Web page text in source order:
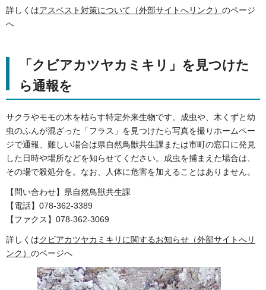
詳しくはアスベスト対策について（外部サイトへリンク） のページ
へ
「クビアカツヤカミキリ」を見つけた
ら通報を
サクラやモモの木を枯らす特定外来生物です。成虫や、木くずと幼
虫のふんが混ざった「フラス」を見つけたら写真を撮りホームペー
ジで通報、難しい場合は県自然鳥獣共生課または市町の窓口に発見
した日時や場所などを知らせてください。成虫を捕まえた場合は、
その場で殺処分を。なお、人体に危害を加えることはありません。
【問い合わせ】県自然鳥獣共生課
【電話】078-362-3389
【ファクス】078-362-3069
詳しくはクビアカツヤカミキリに関するお知らせ（外部サイトへリ
ンク） のページへ